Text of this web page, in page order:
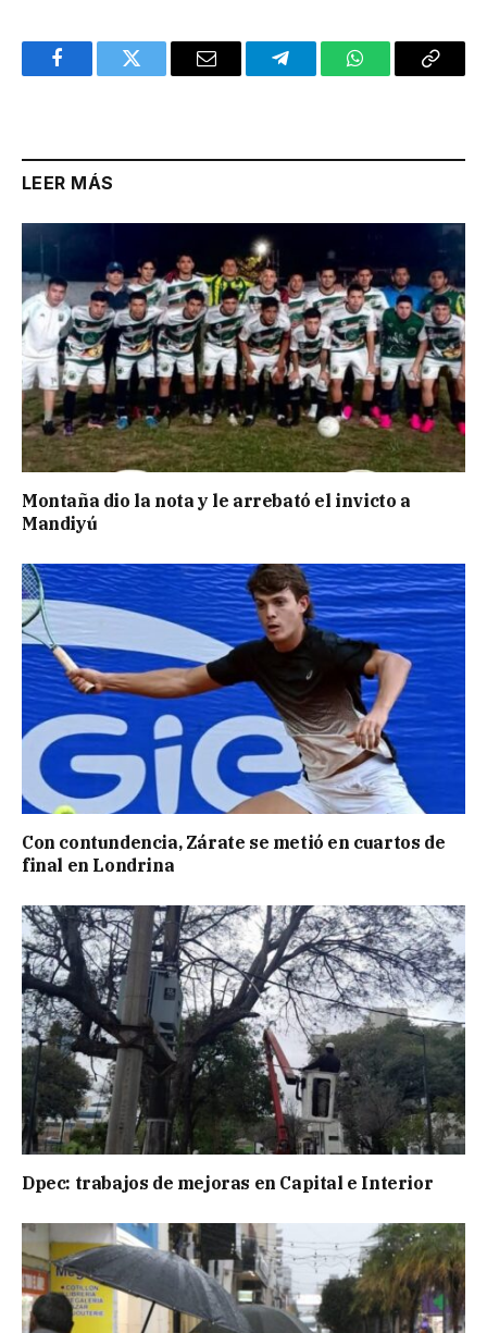
FacebookTwitter Email TelegramWhatsAppCopy
LEER MÁS
Montaña dio la nota y le arrebató el invicto a
Mandiyú
Con contundencia, Zárate se metió en cuartos de
final en Londrina
Dpec: trabajos de mejoras en Capital e Interior